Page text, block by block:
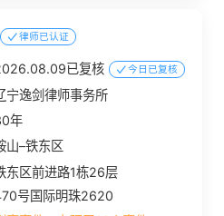
律师已认证
已复核 今日已复核
宁逸剑律师事务所
年
山–铁东区
东区前进路1栋26层
号国际明珠2620